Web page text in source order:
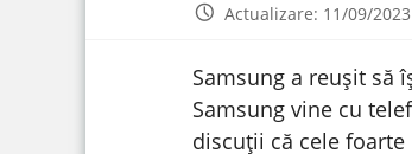
Actualizare: 11/09/2023
Samsung a reușit să
Samsung vine cu
discuții că cele